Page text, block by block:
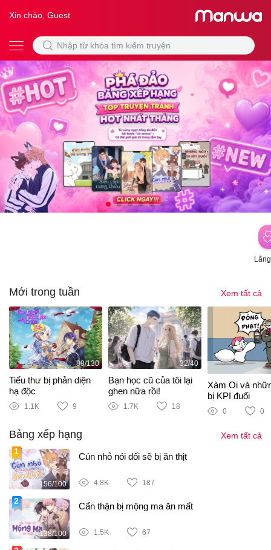
Xin chào, Guest
Mới trong tuần Xem tất cả
88/130
Tiểu thư bị phản diện
hạ độc
1.1K 9
32/40
Bạn học cũ của tôi lại
ghen nữa rồi!
1.7K 18
Xàm Oi và
bị KPI đuổi
0 0
Bảng xếp hạng Xem tất cả
156/100
Cún nhỏ nói dối sẽ bị ăn thịt
4,8K 187
138/100
Cẩn thận bị mộng ma ăn mất
1,5K 67